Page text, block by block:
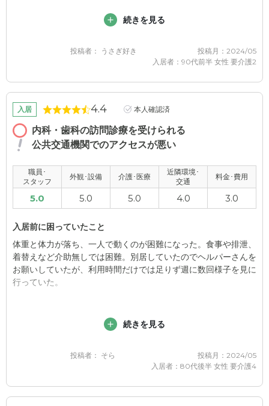
掃除や片付けをしてくれる。体調管理もしっかりしてくださる。
リクリエーションが多くて楽しそう。美容師が来てくれるので、
せていそうですネ。
リハビリも丁寧にやって頂いていますし、いつ行っても施設内
は、綺麗で清潔な生活が感じられるから。
職員・スタッフ・他入居者の雰囲気について
いつも丁寧にやって頂いています。質問にも丁寧に答えてくださ
います。また、他の入居者の方たちは いつもサッパリとして清
潔感があります。
外観・内装・居室・設備について
施設内は、ひろびろしていて掃除が行き届いている。ただ、最寄
りの駅から徒歩でギリギリで、遠い上に、車でも周りの道が細く
てわかりにくい。
介護医療サービスについて
駅から徒歩で15分近くかかる。車では 道が細く行きずらいか
料金費用について
続きを見る
投稿者： うさぎ好き
投稿月：2024/05
入居者：90代前半 女性 要介護2
入居 4.4 本人確認済
内科・歯科の訪問診療を受けられる
公共交通機関でのアクセスが悪い
職員･
スタッフ
外観･設備 介護･医療
近隣環境･
交通
料金･費用
5.0 5.0 5.0 4.0 3.0
入居前に困っていたこと
体重と体力が落ち、一人で動くのが困難になった。食事や排泄、
着替えなど介助無しでは困難。別居していたのでヘルパーさんを
お願いしていたが、利用時間だけでは足りず週に数回様子を見に
行っていた。
いつも職員の方がいてくれるので安心していられる。何かあれば
作れるようになった。介護に対しても余裕を持って行動できるよ
グレースメイト鷺ノ宮の評価
続きを見る
投稿者： そら
投稿月：2024/05
入居者：80代後半 女性 要介護4